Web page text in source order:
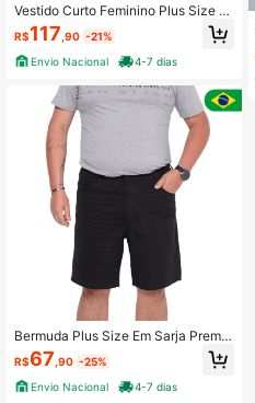
Vestido Curto Feminino Plus Size E
m Poliamida Tecido Premium Com E
lastano
R$117 ,90 -21%
Envio Nacional
4-7 dias
Bermuda Plus Size Em Sarja Premiu
m Com Alta Elasticidade Comprime
nto Shorts
R$67 ,90 -25%
Envio Nacional
4-7 dias